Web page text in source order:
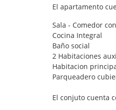
El apartamento
Sala - Comedor
Cocina Integral
Baño social
2 Habitaciones
Habitacion
Parqueadero
El conjuto cuenta